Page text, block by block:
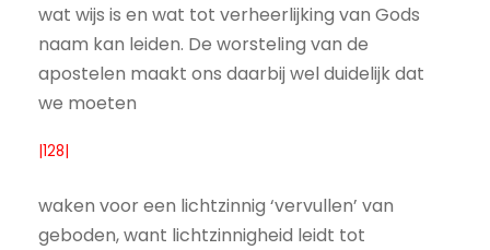
wat wijs is en wat tot verheerlijking van Gods
naam kan leiden. De worsteling van de
apostelen maakt ons daarbij wel duidelijk dat
we moeten
|128|
waken voor een lichtzinnig ‘vervullen’ van
geboden, want lichtzinnigheid leidt tot